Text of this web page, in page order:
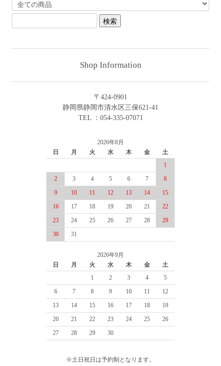
Shop Information
〒424-0901
静岡県静岡市清水区三保621-41
TEL ：054-335-07071
2026年8月
日
月 火 水 木 金
土
1
2
3 4 5 6 7
8
9
10 11 12 13 14
15
16
17 18 19 20 21
22
23
24 25 26 27 28
29
30
31
2026年9月
日
月 火 水 木 金
土
1
2 3 4
5
6
7 8 9 10 11
12
13
14 15 16 17 18
19
20
21 22 23 24 25
26
27
28 29 30
※土日祝日は予約制となります。